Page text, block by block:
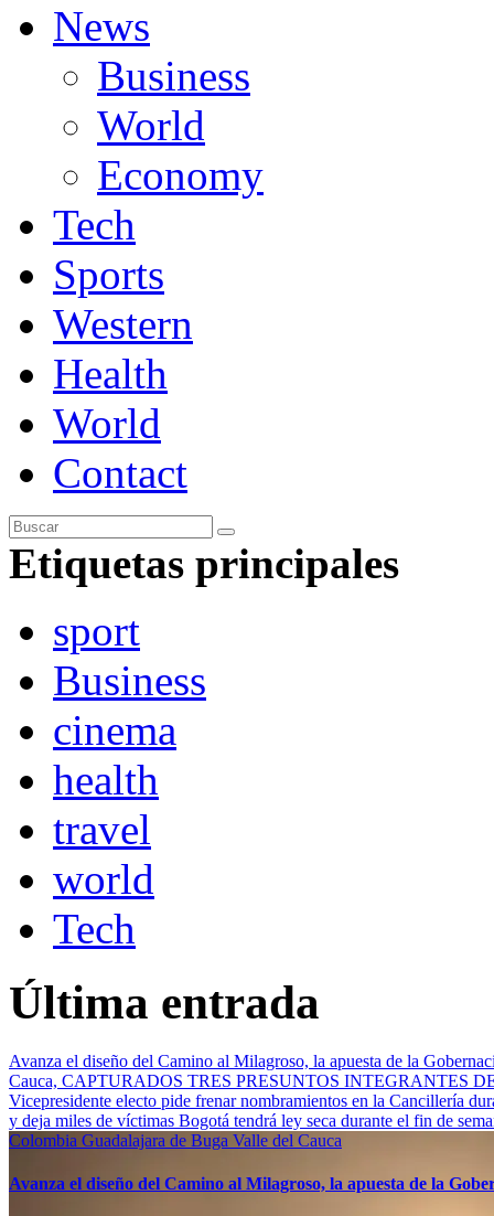
News
Business
World
Economy
Tech
Sports
Western
Health
World
Contact
Etiquetas principales
sport
Business
cinema
health
travel
world
Tech
Última entrada
Avanza el diseño del Camino al Milagroso, la apuesta de la
Cauca, CAPTURADOS TRES PRESUNTOS INTEGRANTES
Vicepresidente electo pide frenar nombramientos en la Cancillería
y deja miles de víctimas Bogotá tendrá ley seca durante el fin de
Colombia Guadalajara de Buga Valle del Cauca
Avanza el diseño del Camino al Milagroso, la apuesta de la